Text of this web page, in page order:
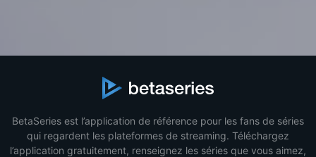
BetaSeries est l’application de référence pour les fans de séries
qui regardent les plateformes de streaming. Téléchargez
l’application gratuitement, renseignez les séries que vous aimez,